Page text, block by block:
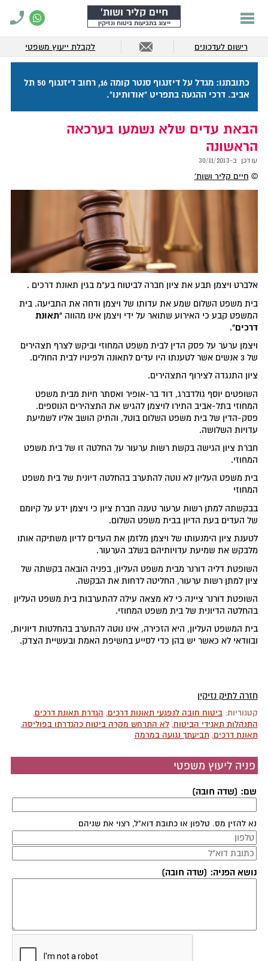
חיים קליר ושות'
ייצוג בתביעות ביטוח ונזיקין
רישום לעדכונים לקבלת ייעוץ משפטי
כתובתנו: מגדל על דיזנגוף סנטר קומה 16, רחוב דיזנגוף 50 תל
אביב. דרכי ההגעה בתפריט "אודותינו".
הבאת עדים שלא נשמעו בערכאה
הראשונה
עודכן ב-30/11/2013
© חיים קליר ושות'
אלברט ויצמן תבע את ציון חברה לביטוח בע"מ בגין תאונת דרכים .
בית משפט השלום שמע את עדותו של ויצמן ודחה את התביעה. בית
המשפט קבע כי האירוע שתואר על ידי ויצמן אינו מהווה"תאונת
דרכים".
ויצמן ערער על פסק הדין לבית משפט המחוזי וביקש לצרף תצהירים
של 3 אנשים אשר לטענתו היו עדים לתאונה ולפינויו לבית החולים.
ציון התנגדה לצירוף התצהירים.
השופטים יוסף גולדברג, דוד בר-אופיר ואסתר חיות מבית משפט
המחוזי בתל-אביב התירו לויצמן להגיש את התצהירים הנוספים.
פסק-הדין של בית משפט השלום בוטל, והתיק הושב אליו לשמיעת
עדויות השלושה.
חברת ציון הגישה בקשת רשות ערעור על החלטה זו של בית משפט
המחוזי.
בית משפט העליון לא נוטה להתערב בהחלטה דיונית של בית משפט
המחוזי
בבקשתה למתן רשות ערעור טענה חברת ציון כי ויצמן ידע על קיומם
של העדים בעת הדיון בבית משפט השלום.
לטענת ציון הימנעותו של ויצמן מלזמן את העדים לדיון משתיקה אותו
מלבקש את שמיעת עדויותיהם בשלב הערעור.
השופטת דליה דורנר מבית משפט העליון, בפניה הובאה בקשתה של
ציון למתן רשות ערעור, החליטה לדחות את הבקשה.
השופטת דורנר ציינה כי לא מצאה עילה להתערבות בית משפט העליון
בהחלטה הדיונית של בית משפט המחוזי.
בית המשפט העליון, היא הזכירה, אינו נוטה להתערב בהחלטות דיוניות,
ובוודאי לא כאשר יש בהן כדי לסייע בחשיפת האמת ובעשיית הצדק.
חזרה לתיק נזיקין
קטגוריות:ביטוח חובה לנפגעי תאונות דרכים, הגדרת תאונת דרכים,
התנהלות תאגידי הביטוח,לא התרחש מקרה ביטוח כהגדרתו בפוליסה,
תאונת דרכים,תביעתך נגועה במרמה
פניה ליעוץ משפטי
שם: (שדה חובה)
נא להזין מס. טלפון או כתובת דוא"ל, רצוי את שניהם
נושא הפניה: (שדה חובה)